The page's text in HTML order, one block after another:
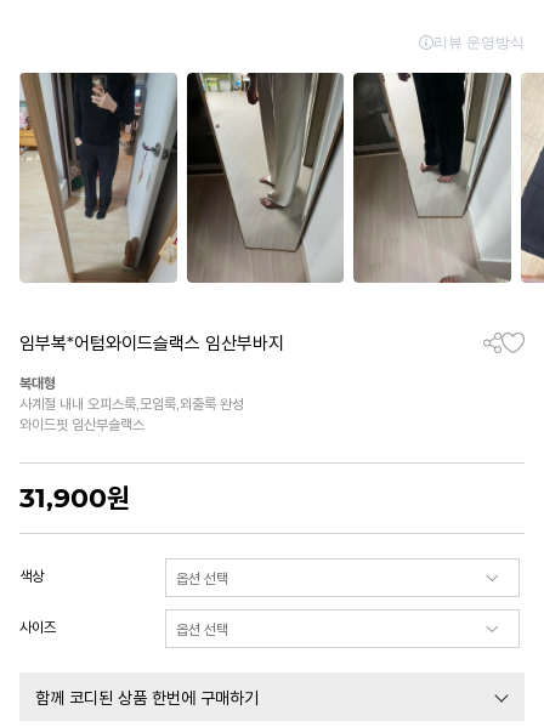
임부복*어텀와이드슬랙스 임산부바지
복대형
사계절 내내 오피스룩,모임룩,외출룩 완성
와이드핏 임산부슬랙스
31,900원
색상
사이즈
함께 코디된 상품 한번에 구매하기